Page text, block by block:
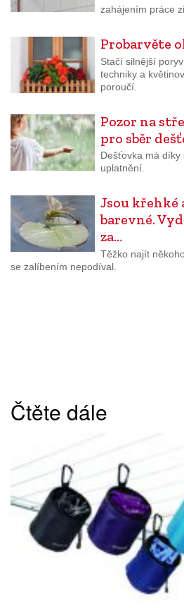
zahájením práce
Probarvěte
Stačí silnější
techniky a
poroučí.
Pozor na
pro sběr
Dešťovka má díky
uplatnění.
Jsou křehké
barevné.
za…
Těžko najít
se zalíbením nepodíval.
Čtěte dále